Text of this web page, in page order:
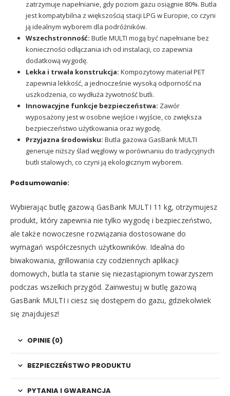
zatrzymuje napełnianie, gdy poziom gazu osiągnie 80%. Butla
jest kompatybilna z większością stacji LPG w Europie, co czyni
ją idealnym wyborem dla podróżników.
Wszechstronność: Butle MULTI mogą być napełniane bez
konieczności odłączania ich od instalacji, co zapewnia
dodatkową wygodę.
Lekka i trwała konstrukcja: Kompozytowy materiał PET
zapewnia lekkość, a jednocześnie wysoką odporność na
uszkodzenia, co wydłuża żywotność butli.
Innowacyjne funkcje bezpieczeństwa: Zawór
wyposażony jest w osobne wejście i wyjście, co zwiększa
bezpieczeństwo użytkowania oraz wygodę.
Przyjazna środowisku: Butla gazowa GasBank MULTI
generuje niższy ślad węglowy w porównaniu do tradycyjnych
butli stalowych, co czyni ją ekologicznym wyborem.
Podsumowanie:
Wybierając butlę gazową GasBank MULTI 11 kg, otrzymujesz
produkt, który zapewnia nie tylko wygodę i bezpieczeństwo,
ale także nowoczesne rozwiązania dostosowane do
wymagań współczesnych użytkowników. Idealna do
biwakowania, grillowania czy codziennych aplikacji
domowych, butla ta stanie się niezastąpionym towarzyszem
podczas wszelkich przygód. Zainwestuj w butlę gazową
GasBank MULTI i ciesz się dostępem do gazu, gdziekolwiek
się znajdujesz!
OPINIE (0)
BEZPIECZEŃSTWO PRODUKTU
PYTANIA I GWARANCJA